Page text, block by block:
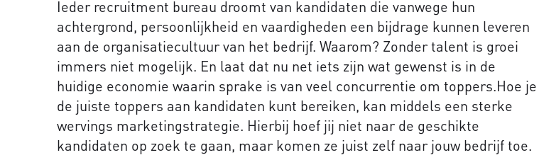
Ieder recruitment bureau droomt van kandidaten die vanwege hun
achtergrond, persoonlijkheid en vaardigheden een bijdrage kunnen leveren
aan de organisatiecultuur van het bedrijf. Waarom? Zonder talent is groei
immers niet mogelijk. En laat dat nu net iets zijn wat gewenst is in de
huidige economie waarin sprake is van veel concurrentie om toppers.Hoe je
de juiste toppers aan kandidaten kunt bereiken, kan middels een sterke
wervings marketingstrategie. Hierbij hoef jij niet naar de geschikte
kandidaten op zoek te gaan, maar komen ze juist zelf naar jouw bedrijf toe.